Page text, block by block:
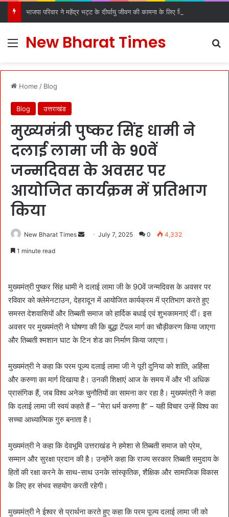
Menu
New Bharat Times
Home / Blog
Blog उत्तराखंड
मुख्यमंत्री पुष्कर सिंह धामी ने
दलाई लामा जी के 90वें
जन्मदिवस के अवसर पर
आयोजित कार्यक्रम में प्रतिभाग
किया
New Bharat Times
a
n
i
July 7, 2025 0 4,332
1 minute read
मुख्यमंत्री पुष्कर सिंह धामी ने दलाई लामा जी के 90वें जन्मदिवस के अवसर पर
रविवार को क्लेमेनटाउन, देहरादून में आयोजित कार्यक्रम में प्रतिभाग करते हुए
समस्त देशवासियों और तिब्बती समाज को हार्दिक बधाई एवं शुभकामनाएं दीं। इस
अवसर पर मुख्यमंत्री ने घोषणा की कि बुद्धा टेंपल मार्ग का चौड़ीकरण किया जाएगा
और तिब्बती श्मशान घाट के टिन शेड का निर्माण किया जाएगा।
मुख्यमंत्री ने कहा कि परम पूज्य दलाई लामा जी ने पूरी दुनिया को शांति, अहिंसा
और करुणा का मार्ग दिखाया है। उनकी शिक्षाएं आज के समय में और भी अधिक
प्रासंगिक हैं, जब विश्व अनेक चुनौतियों का सामना कर रहा है। मुख्यमंत्री ने कहा
कि दलाई लामा जी स्वयं कहते हैं – “मेरा धर्म करुणा है” – यही विचार उन्हें विश्व का
सच्चा आध्यात्मिक गुरु बनाता है।
मुख्यमंत्री ने कहा कि देवभूमि उत्तराखंड ने हमेशा से तिब्बती समाज को प्रेम,
सम्मान और सुरक्षा प्रदान की है। उन्होंने कहा कि राज्य सरकार तिब्बती समुदाय के
हितों की रक्षा करने के साथ-साथ उनके सांस्कृतिक, शैक्षिक और सामाजिक विकास
के लिए हर संभव सहयोग करती रहेगी।
मुख्यमंत्री ने ईश्वर से प्रार्थना करते हुए कहा कि परम पूज्य दलाई लामा जी को